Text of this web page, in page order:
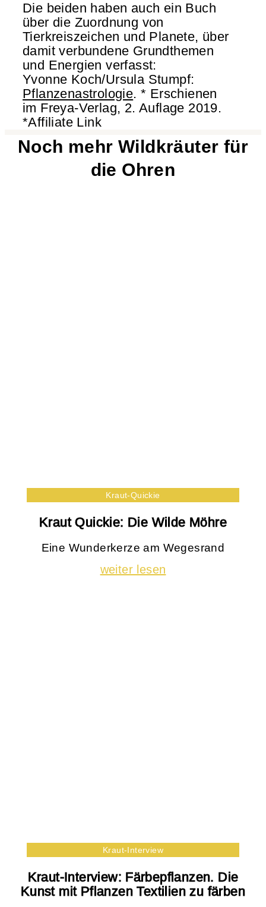
Die beiden haben auch ein Buch
über die Zuordnung von
Tierkreiszeichen und Planete, über
damit verbundene Grundthemen
und Energien verfasst:
Yvonne Koch/Ursula Stumpf:
Pflanzenastrologie. * Erschienen
im Freya-Verlag, 2. Auflage 2019.
*Affiliate Link
Noch mehr Wildkräuter für
die Ohren
Kraut-Quickie
Kraut Quickie: Die Wilde Möhre
Eine Wunderkerze am Wegesrand
weiter lesen
Kraut-Interview
Kraut-Interview: Färbepflanzen. Die
Kunst mit Pflanzen Textilien zu färben